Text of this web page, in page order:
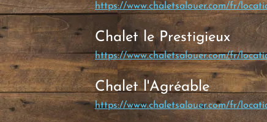
https://www.chaletsalouer.com/fr/
Chalet le Prestigieux
https://www.chaletsalouer.com/fr/
Chalet l'Agréable
https://www.chaletsalouer.com/fr/